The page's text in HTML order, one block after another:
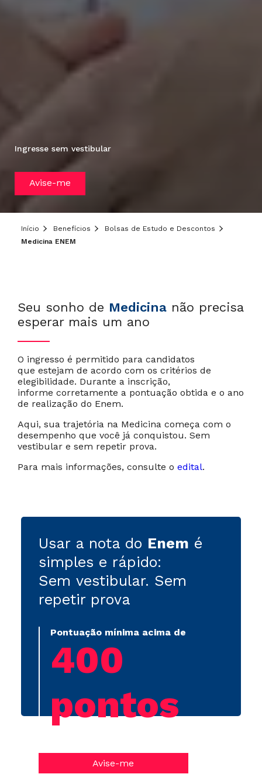
Ingresse sem vestibular
Avise-me
Início Benefícios
Bolsas de Estudo e Descontos
Medicina ENEM
Seu sonho de Medicina não precisa
esperar mais um ano
O ingresso é permitido para candidatos
que estejam de acordo com os critérios de
elegibilidade. Durante a inscrição,
informe corretamente a pontuação obtida e o ano
de realização do Enem.
Aqui, sua trajetória na Medicina começa com o
desempenho que você já conquistou. Sem
vestibular e sem repetir prova.
Para mais informações, consulte o edital.
Usar a nota do Enem é
simples e rápido:
Sem vestibular. Sem
repetir prova
Pontuação mínima acima de
400
pontos
Avise-me